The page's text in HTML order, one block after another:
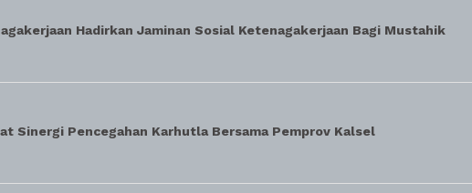
Hadirkan Jaminan Sosial Ketenagakerjaan Bagi Mustahik
Sinergi Pencegahan Karhutla Bersama Pemprov Kalsel